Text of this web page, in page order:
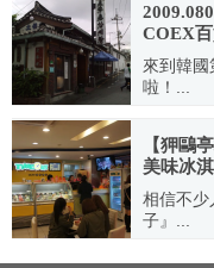
COEX
店、狎
來到韓
啦！...
2009.08.17
【狎鷗
美味冰
相信不少
子』...